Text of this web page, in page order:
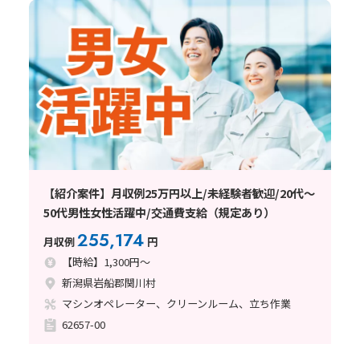
【紹介案件】月収例25万円以上/未経験者歓迎/20代～
50代男性女性活躍中/交通費支給（規定あり）
月収例255,174 円
【時給】1,300円～
新潟県岩船郡関川村
マシンオペレーター、クリーンルーム、立ち作業
62657-00